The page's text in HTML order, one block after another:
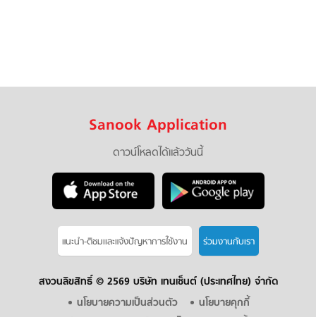
Sanook Application
ดาวน์โหลดได้แล้ววันนี้
แนะนำ-ติชมเเละแจ้งปัญหาการใช้งาน ร่วมงานกับเรา
สงวนลิขสิทธิ์ © 2569 บริษัท เทนเซ็นต์ (ประเทศไทย) จำกัด
นโยบายความเป็นส่วนตัว
นโยบายคุกกี้